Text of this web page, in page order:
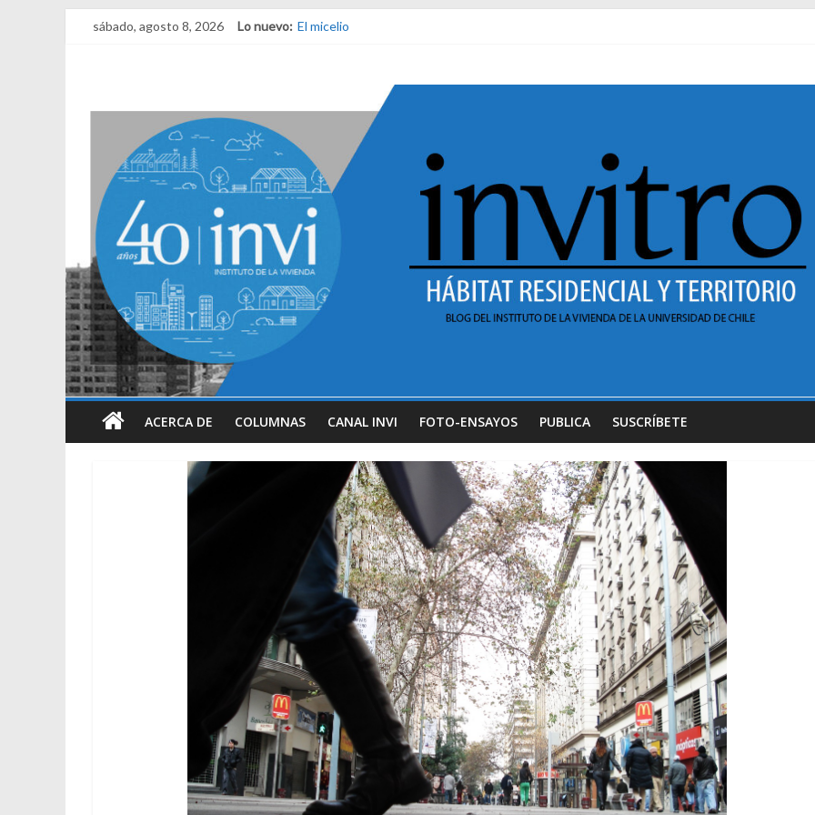
sábado, agosto 8, 2026 Lo nuevo: El micelio
¿Qué es el habitar? Sesión 1 de ciclo de conversatorios 40 años INVI
El derecho a habitar
ACERCA DE COLUMNAS CANAL INVI FOTO-ENSAYOS PUBLICA SUSCRÍBETE
Foto-ensayos Habitar la memoria
Breve trilogía de un espacio-
tiempo
7 junio 2023 Sandra Rivera 0
Foto-ensayos
Una noche y el amanecer en
Dignidad
16 octubre 2025 Sandra Rivera